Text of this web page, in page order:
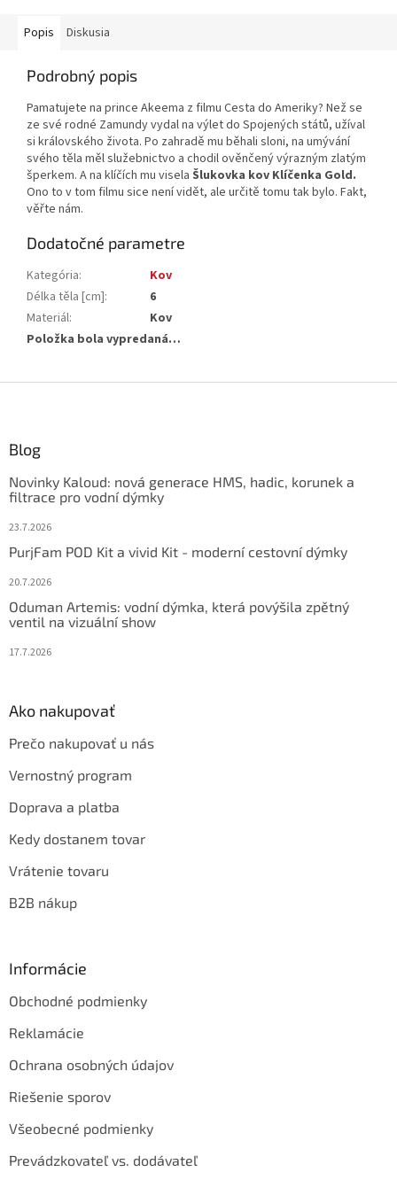
Popis Diskusia
Podrobný popis
Pamatujete na prince Akeema z filmu Cesta do Ameriky? Než se
ze své rodné Zamundy vydal na výlet do Spojených států, užíval
si královského života. Po zahradě mu běhali sloni, na umývání
svého těla měl služebnictvo a chodil ověnčený výrazným zlatým
šperkem. A na klíčích mu visela Šlukovka kov Klíčenka Gold.
Ono to v tom filmu sice není vidět, ale určitě tomu tak bylo. Fakt,
věřte nám.
Dodatočné parametre
Kategória:
Kov
Délka těla [cm]:
6
Materiál:
Kov
Položka bola vypredaná…
Blog
Novinky Kaloud: nová generace HMS, hadic, korunek a
filtrace pro vodní dýmky
23.7.2026
PurjFam POD Kit a vivid Kit - moderní cestovní dýmky
20.7.2026
Oduman Artemis: vodní dýmka, která povýšila zpětný
ventil na vizuální show
17.7.2026
Ako nakupovať
Prečo nakupovať u nás
Vernostný program
Doprava a platba
Kedy dostanem tovar
Vrátenie tovaru
B2B nákup
Informácie
Obchodné podmienky
Reklamácie
Ochrana osobných údajov
Riešenie sporov
Všeobecné podmienky
Prevádzkovateľ vs. dodávateľ